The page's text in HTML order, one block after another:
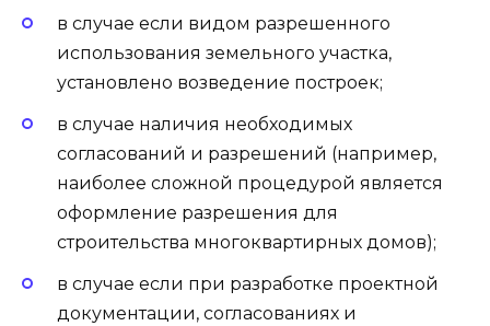
в случае если видом разрешенного
использования земельного участка,
установлено возведение построек;
в случае наличия необходимых
согласований и разрешений (например,
наиболее сложной процедурой является
оформление разрешения для
строительства многоквартирных домов);
в случае если при разработке проектной
документации, согласованиях и